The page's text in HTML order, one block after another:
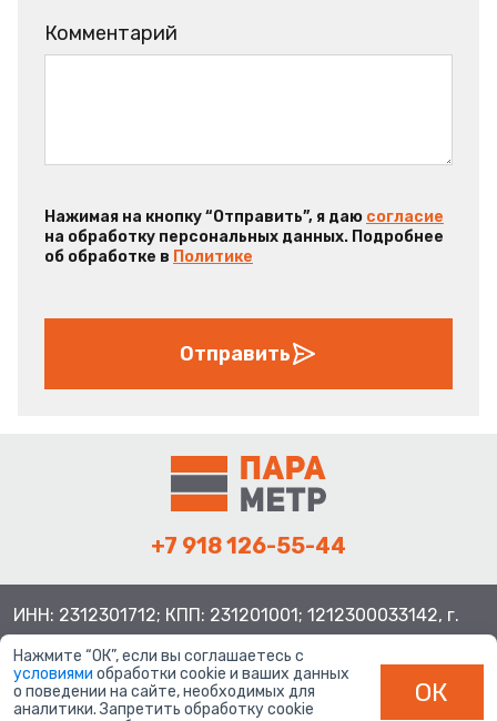
Комментарий
Нажимая на кнопку “Отправить”, я даю согласие
на обработку персональных данных. Подробнее
об обработке в Политике
Отправить
+7 918 126-55-44
ИНН: 2312301712; КПП: 231201001; 1212300033142, г.
Нажмите “ОК”, если вы соглашаетесь с
условиями обработки cookie и ваших данных
о поведении на сайте, необходимых для
аналитики. Запретить обработку cookie
ОК